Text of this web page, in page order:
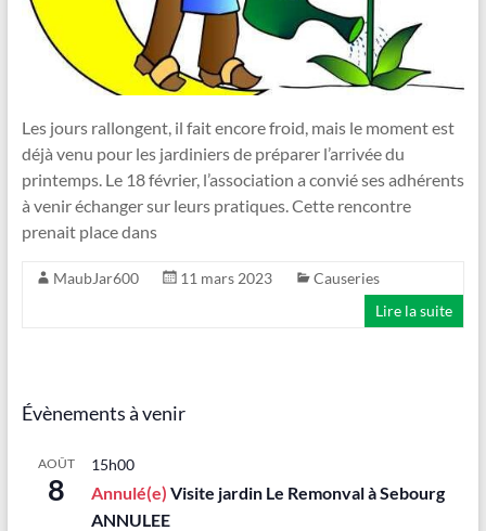
Les jours rallongent, il fait encore froid, mais le moment est
déjà venu pour les jardiniers de préparer l’arrivée du
printemps. Le 18 février, l’association a convié ses adhérents
à venir échanger sur leurs pratiques. Cette rencontre
prenait place dans
MaubJar600 11 mars 2023
Causeries
Lire la suite
Évènements à venir
AOÛT
8
15h00
Annulé(e) Visite jardin Le Remonval à Sebourg
ANNULEE